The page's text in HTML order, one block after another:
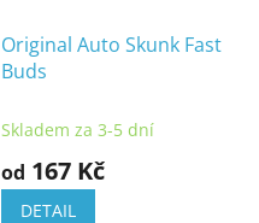
Original Auto Skunk Fast
Buds
Skladem za 3-5 dní
od 167 Kč
DETAIL